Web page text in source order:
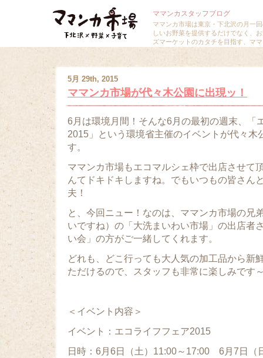
ママンカスタッフブログ
ママンカ市場は東京・下北沢の月一
しいお野菜を提供するだけでなく、
ズマーケットのカタチを目指す、マ
5月 29th, 2015
ママンカ市場が代々木公園に出現ッ！
6月は環境月間！そんな6月の最初の週末、「
2015」という環境省主催のイベントが代々木
す。
ママンカ市場もエコマルシェ枠で出店させて
んてドキドキしますね。でもいつもの皆さん
夫！
と、今回ニュー！なのは、ママンカ市場の兄
いですね）の「大洗まいわい市場」の出店者
い会」の方がご一緒してくれます。
どれも、どこ行っても大人気の加工品から新
ただけるので、スタッフも非常に楽しみです
＜イベント内容＞
イベント：エコライフフェア2015
日時：6月6日（土）11:00～17:00 6月7日（